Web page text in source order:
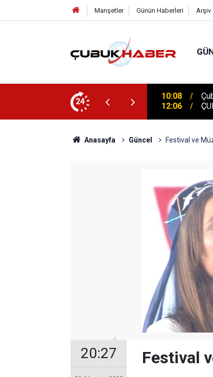
Manşetler Günün Haberleri Arşiv
24
Eranıl Vizyonu 12:06
Anasayfa Güncel Festival ve
20:27 Festival